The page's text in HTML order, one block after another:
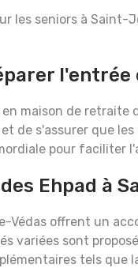
les seniors à
maison de
de s'assurer que
pour faciliter
Ehpad à
Védas offrent un
variées sont
tels